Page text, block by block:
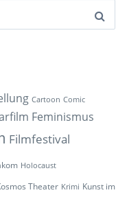
Cartoon Comic
Feminismus
Filmfestival
Holocaust
Theater Krimi Kunst im